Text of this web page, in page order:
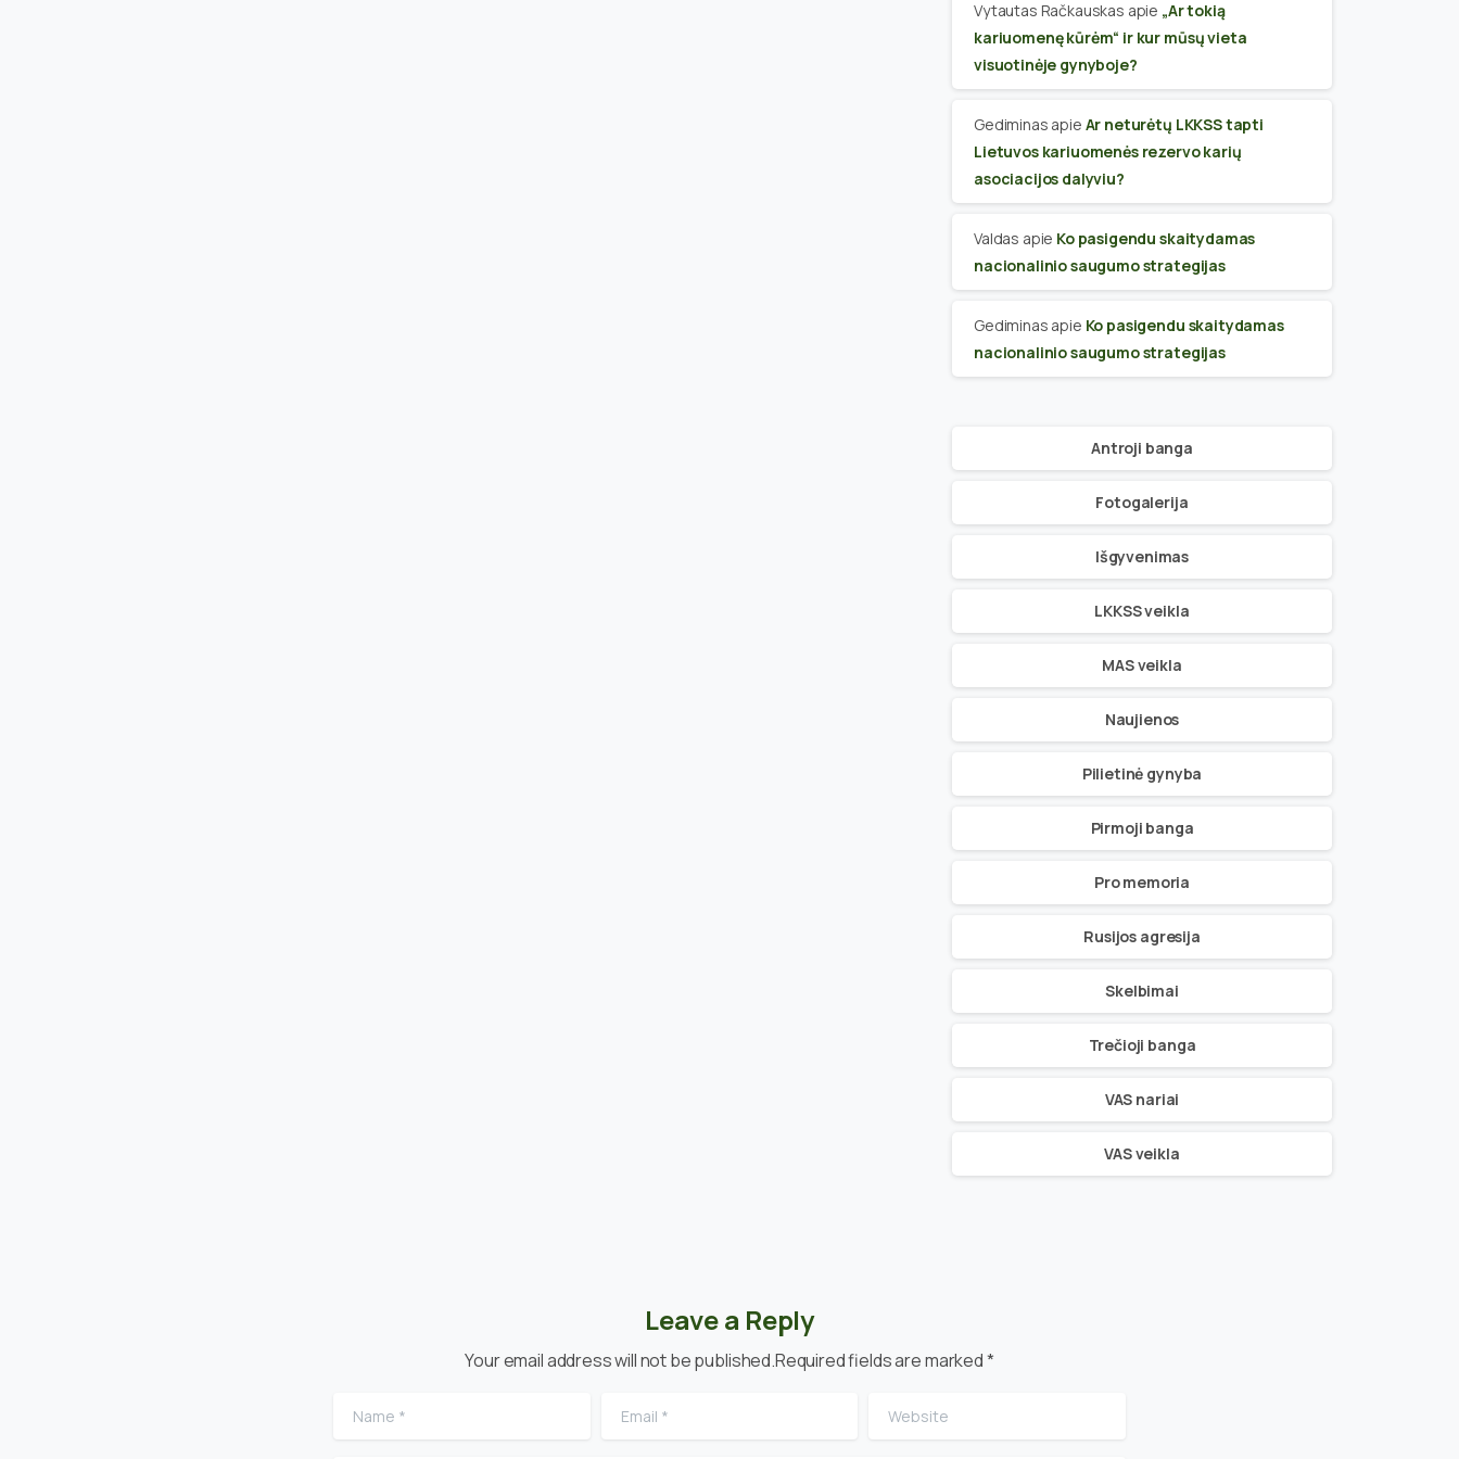
Vytautas Račkauskas apie „Ar tokią
kariuomenę kūrėm“ ir kur mūsų vieta
visuotinėje gynyboje?
Gediminas apie Ar neturėtų LKKSS tapti
Lietuvos kariuomenės rezervo karių
asociacijos dalyviu?
Valdas apie Ko pasigendu skaitydamas
nacionalinio saugumo strategijas
Gediminas apie Ko pasigendu skaitydamas
nacionalinio saugumo strategijas
Antroji banga
Fotogalerija
Išgyvenimas
LKKSS veikla
MAS veikla
Naujienos
Pilietinė gynyba
Pirmoji banga
Pro memoria
Rusijos agresija
Skelbimai
Trečioji banga
VAS nariai
VAS veikla
Leave a Reply
Your email address will not be published.Required fields are marked *
Name
Email Website